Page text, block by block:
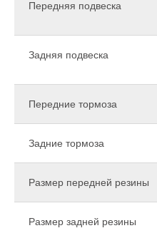
Передняя подвеска
Задняя подвеска
Передние тормоза
Задние тормоза
Размер передней резины
Размер задней резины